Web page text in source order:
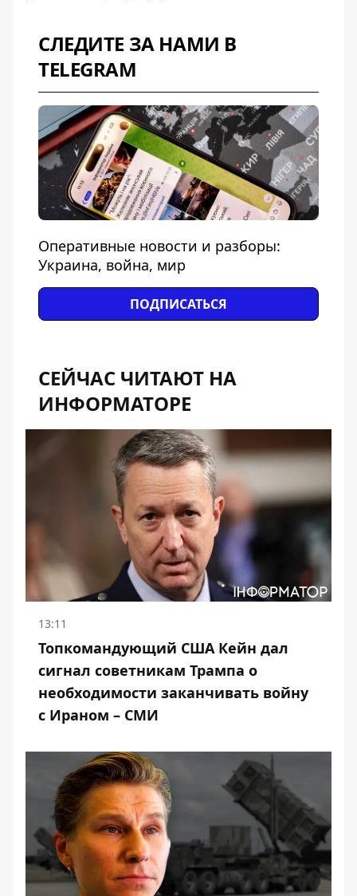
СЛЕДИТЕ ЗА НАМИ В
TELEGRAM
Оперативные новости и разборы:
Украина, война, мир
ПОДПИСАТЬСЯ
СЕЙЧАС ЧИТАЮТ НА
ИНФОРМАТОРЕ
13:11
Топкомандующий США Кейн дал
сигнал советникам Трампа о
необходимости заканчивать войну
с Ираном – СМИ